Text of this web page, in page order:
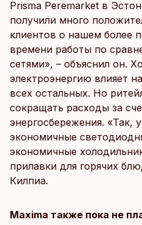
Prisma Peremarket в
получили много
клиентов о нашем более
времени работы по
сетями», – объяснил он.
электроэнергию влияет
всех остальных. Но
сокращать расходы за
энергосбережения. «Так,
экономичные
экономичные
прилавки для горячих
Килпиа.
Maxima также пока не